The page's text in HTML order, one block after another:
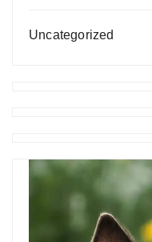
Uncategorized